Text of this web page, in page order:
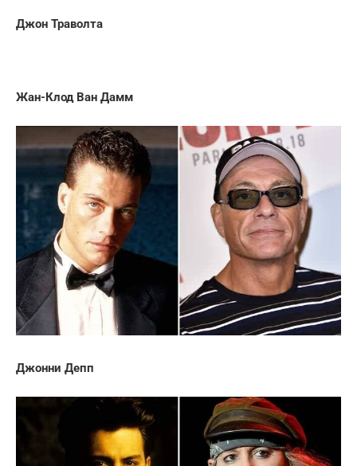
Джон Траволта
Жан-Клод Ван Дамм
Джонни Депп